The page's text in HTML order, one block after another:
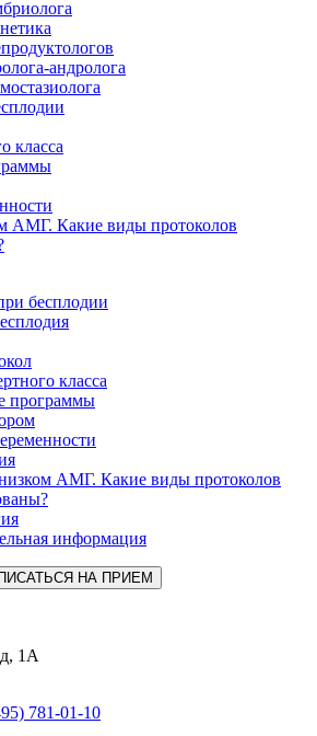
андролога
класса
АМГ. Какие виды протоколов
бесплодии
класса
программы
АМГ. Какие виды протоколов
информация
НА ПРИЕМ
1А
781-01-10